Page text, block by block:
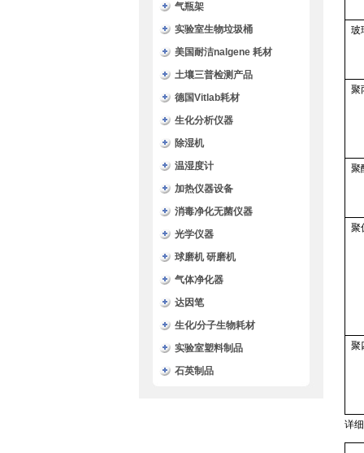
气瓶架
实验室生物垃圾桶
美国耐洁nalgene 耗材
土壤三普检测产品
德国Vitlab耗材
生化分析仪器
除湿机
温湿度计
加热仪器设备
消毒净化无菌仪器
光学仪器
球磨机 研磨机
气体净化器
达因笔
生化/分子生物耗材
实验室塑料制品
石英制品
玻
聚
聚
聚
聚
详